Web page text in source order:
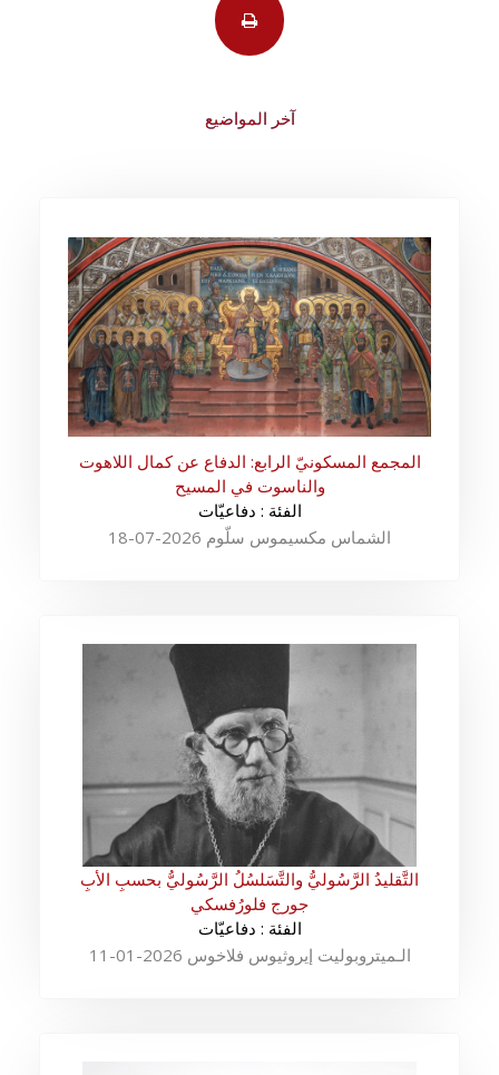
آخر المواضيع
المجمع المسكونيّ الرابع: الدفاع عن كمال اللاهوت
والناسوت في المسيح
الفئة : دفاعيّات
الشماس مكسيموس سلّوم 2026-07-18
التَّقليدُ الرَّسُوليُّ والتَّسَلسُلُ الرَّسُوليُّ بحسبِ الأبِ
جورج فلورُفسكي
الفئة : دفاعيّات
الـميتروبوليت إيروثيوس فلاخوس 2026-01-11